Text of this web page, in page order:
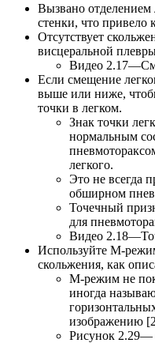
Вызвано отделением
стенки, что привело
Отсутствует
висцеральной
Видео
Если смещение
выше или ниже,
точки в легком.
Знак точки
нормальным
легкого.
Это не всегда
обширном
Точечный
для
Видео
Используйте M-
скольжения, как
M-режим не
иногда
изображению
Рисунок 2.29—